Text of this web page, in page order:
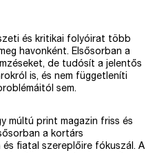
és kritikai folyóirat több
havonként. Elsősorban a
de tudósít a jelentős
is, és nem függetleníti
sem.
múltú print magazin friss és
a kortárs
fiatal szereplőire fókuszál. A